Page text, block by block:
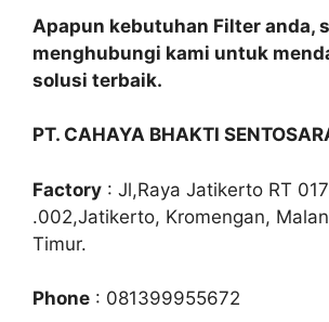
Apapun kebutuhan Filter anda,
menghubungi kami untuk
solusi terbaik.
PT. CAHAYA BHAKTI
Factory : Jl,Raya Jatikerto RT
.002,Jatikerto, Kromengan,
Timur.
Phone : 081399955672